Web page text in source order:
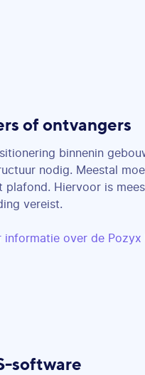
of ontvangers
binnenin
nodig. Meestal
plafond. Hiervoor is
vereist.
informatie over de Pozyx
software